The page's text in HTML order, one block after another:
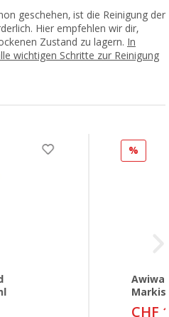
geschehen, ist die Reinigung der
Hier empfehlen wir dir,
Zustand zu lagern. In
wichtigen Schritte zur Reinigung
%
Awiwa
CHF